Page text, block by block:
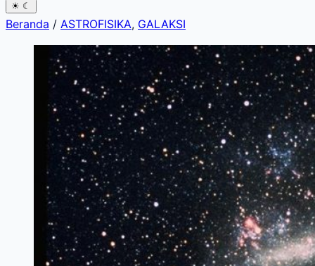
☀ ☾
Beranda / ASTROFISIKA, GALAKSI